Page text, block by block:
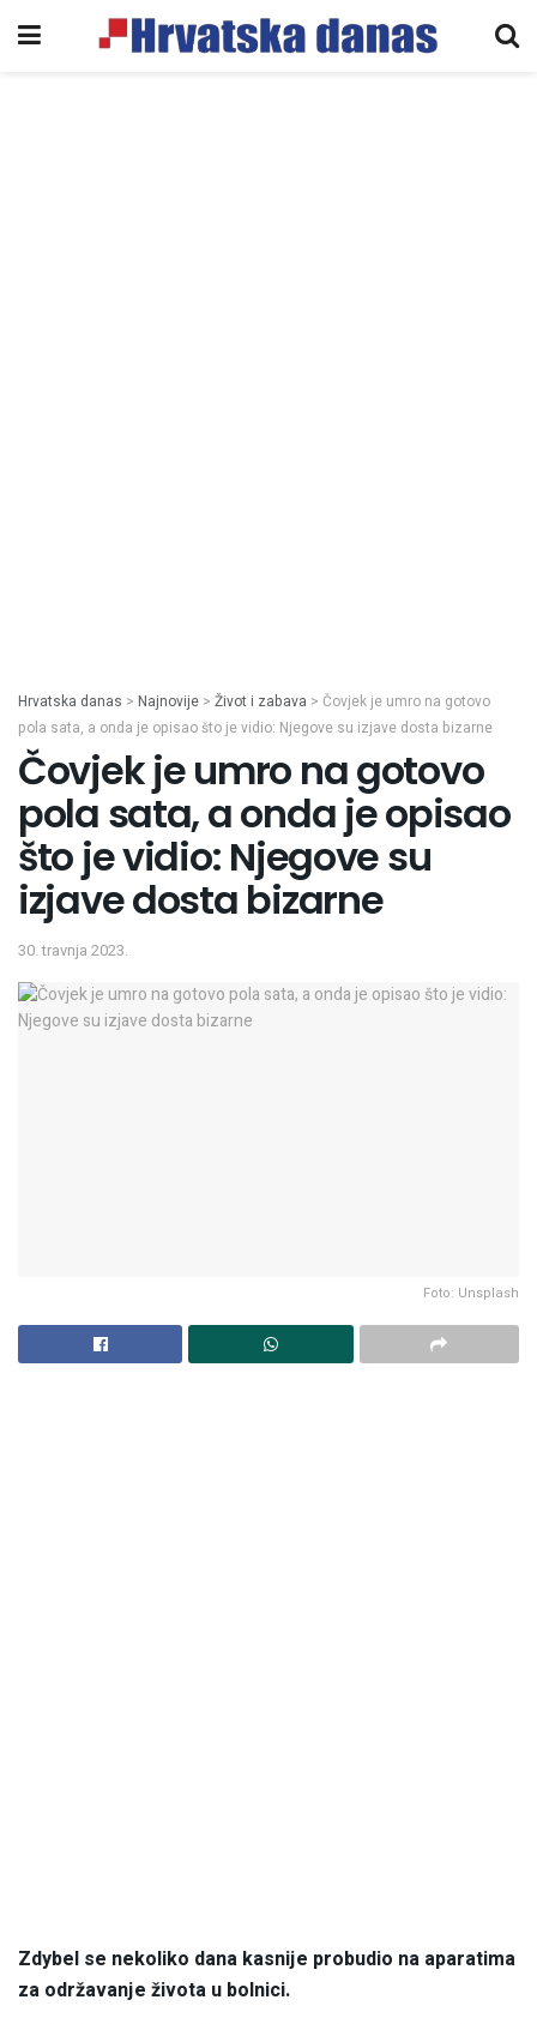
Hrvatska danas > Najnovije > Život i zabava > Čovjek je umro na gotovo
pola sata, a onda je opisao što je vidio: Njegove su izjave dosta bizarne
Čovjek je umro na gotovo
pola sata, a onda je opisao
što je vidio: Njegove su
izjave dosta bizarne
30. travnja 2023.
Foto: Unsplash
Zdybel se nekoliko dana kasnije probudio na aparatima
za održavanje života u bolnici.